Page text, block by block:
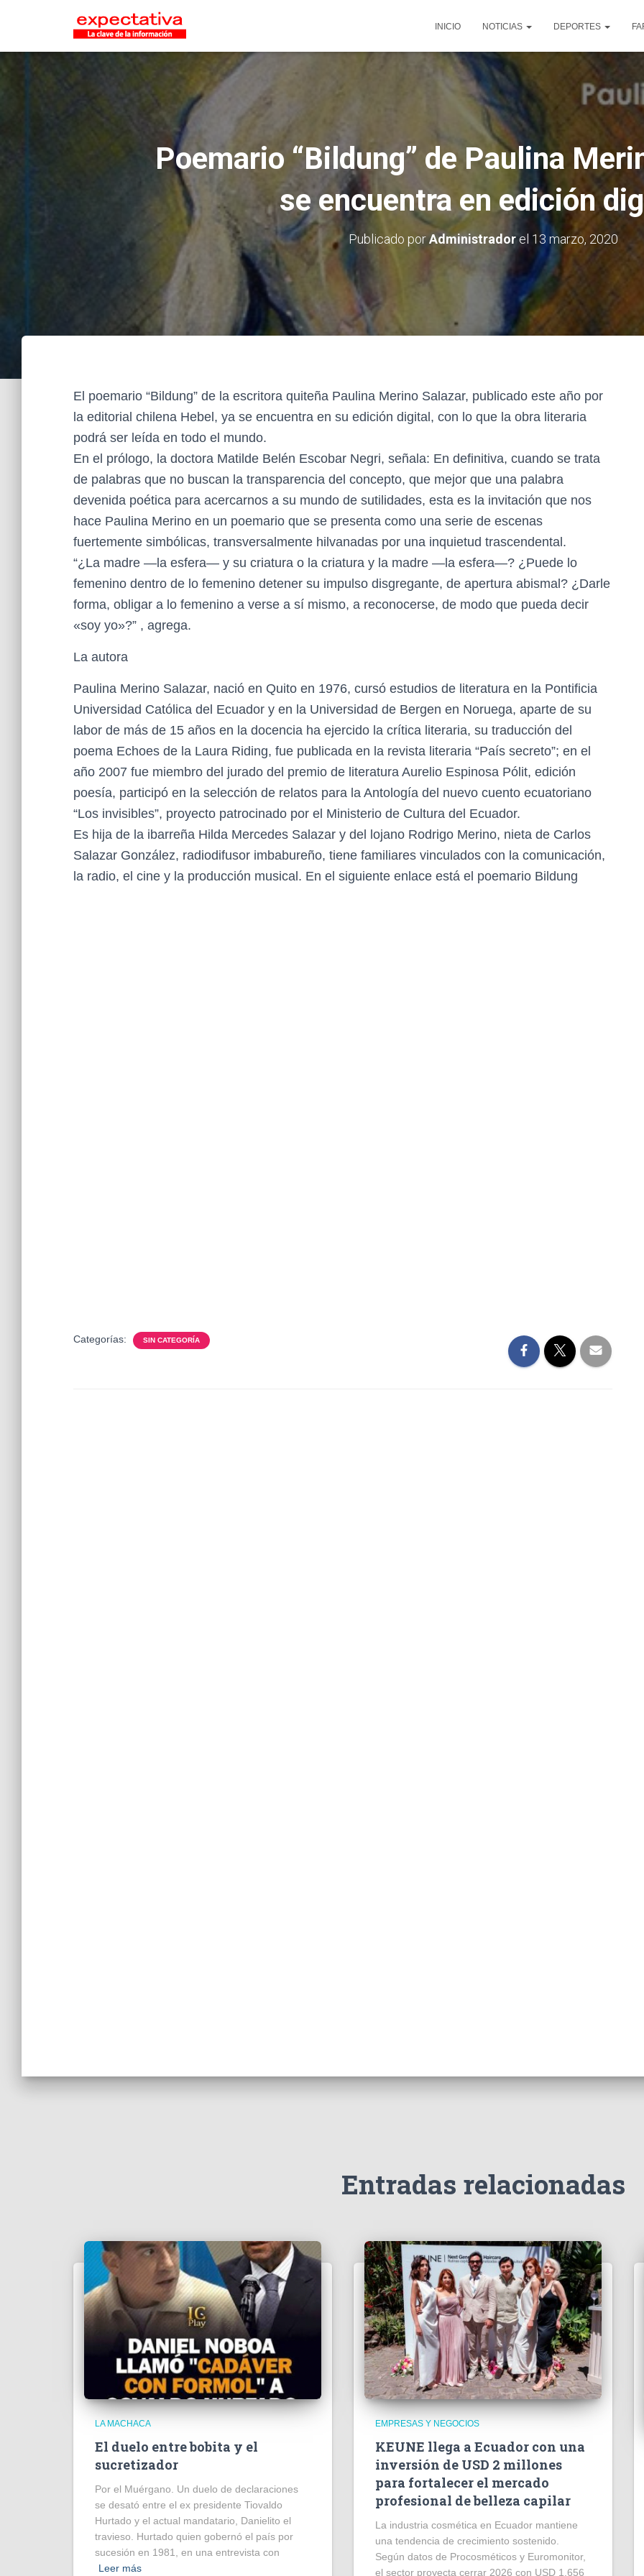
INICIO NOTICIAS DEPORTES
Poemario “Bildung” de Paulina
se encuentra en edición
Publicado porAdministradorel 13 marzo, 2020
El poemario “Bildung” de la escritora quiteña Paulina Merino Salazar, publicado este año por
la editorial chilena Hebel, ya se encuentra en su edición digital, con lo que la obra literaria
podrá ser leída en todo el mundo.
En el prólogo, la doctora Matilde Belén Escobar Negri, señala: En definitiva, cuando se trata
de palabras que no buscan la transparencia del concepto, que mejor que una palabra
devenida poética para acercarnos a su mundo de sutilidades, esta es la invitación que nos
hace Paulina Merino en un poemario que se presenta como una serie de escenas
fuertemente simbólicas, transversalmente hilvanadas por una inquietud trascendental.
“¿La madre —la esfera— y su criatura o la criatura y la madre —la esfera—? ¿Puede lo
femenino dentro de lo femenino detener su impulso disgregante, de apertura abismal? ¿Darle
forma, obligar a lo femenino a verse a sí mismo, a reconocerse, de modo que pueda decir
«soy yo»?” , agrega.
La autora
Paulina Merino Salazar, nació en Quito en 1976, cursó estudios de literatura en la Pontificia
Universidad Católica del Ecuador y en la Universidad de Bergen en Noruega, aparte de su
labor de más de 15 años en la docencia ha ejercido la crítica literaria, su traducción del
poema Echoes de la Laura Riding, fue publicada en la revista literaria “País secreto”; en el
año 2007 fue miembro del jurado del premio de literatura Aurelio Espinosa Pólit, edición
poesía, participó en la selección de relatos para la Antología del nuevo cuento ecuatoriano
“Los invisibles”, proyecto patrocinado por el Ministerio de Cultura del Ecuador.
Es hija de la ibarreña Hilda Mercedes Salazar y del lojano Rodrigo Merino, nieta de Carlos
Salazar González, radiodifusor imbabureño, tiene familiares vinculados con la comunicación,
la radio, el cine y la producción musical. En el siguiente enlace está el poemario Bildung
Categorías: SIN CATEGORÍA
Entradas relacionadas
LA MACHACA
El duelo entre bobita y el
sucretizador
Por el Muérgano. Un duelo de declaraciones
se desató entre el ex presidente Tiovaldo
Hurtado y el actual mandatario, Danielito el
travieso. Hurtado quien gobernó el país por
sucesión en 1981, en una entrevista con
Leer más
EMPRESAS Y NEGOCIOS
KEUNE llega a Ecuador con una
inversión de USD 2 millones
para fortalecer el mercado
profesional de belleza capilar
La industria cosmética en Ecuador mantiene
una tendencia de crecimiento sostenido.
Según datos de Procosméticos y Euromonitor,
el sector proyecta cerrar 2026 con USD 1.656